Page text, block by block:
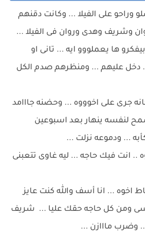
وراحو على الفيلا ... وكانت دقنهم
وشريف وهدى وروان فى الفيلا ...
ها يعملووو ايه ... تانى او
دخل عليهم ... ومنظرهم صدم الكل
جرى على اخوووه ... وحضنه جااامد
لنفسه ينهار بعد اسبوعين
... ودموعه نزلت ...
.. انت فيك حاجه ... ليه غاوى تتعبنى
اخوه ... انا أسف والله كنت عايز
ومن كل حاجه حقك عليا ... شريف
وضرب مااازن ...